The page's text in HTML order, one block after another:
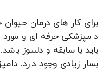
برای کار های درمان حیوان
دامپزشکی حرفه ای و
باید با سابقه و دلسوز
بسار زیادی وجود دارد.